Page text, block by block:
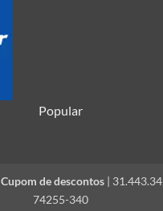
Popular
Cupom de descontos|
74255-340